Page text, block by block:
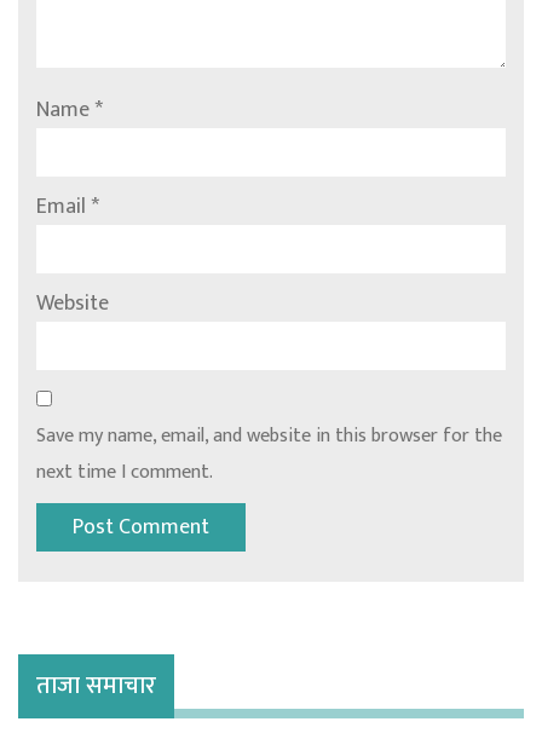
Name*
Email*
Website
Save my name, email, and website in this browser for the
next time I comment.
ताजा समाचार